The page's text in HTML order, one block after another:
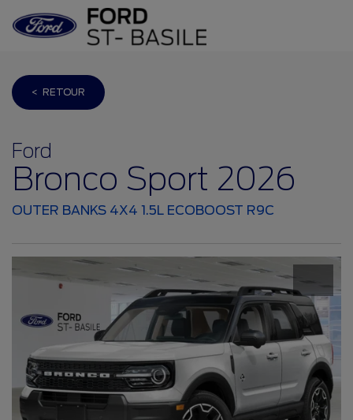
< RETOUR
Ford
Bronco Sport 2026
OUTER BANKS 4X4 1.5L ECOBOOST R9C